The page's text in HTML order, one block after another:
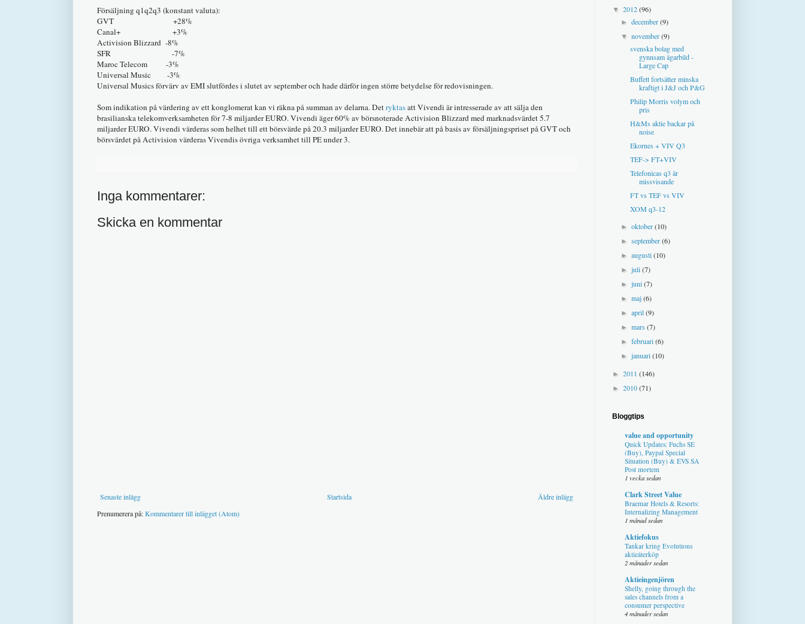
Försäljning q1q2q3 (konstant valuta):
GVT +28%
Canal+ +3%
Activision Blizzard -8%
SFR -7%
Maroc Telecom -3%
Universal Music -3%
Universal Musics förvärv av EMI slutfördes i slutet av september och hade därför ingen större betydelse för redovisningen.
Som indikation på värdering av ett konglomerat kan vi räkna på summan av delarna. Detryktasatt Vivendi är intresserade av att sälja den
brasilianska telekomverksamheten för 7-8 miljarder EURO. Vivendi äger 60% av börsnoterade Activision Blizzard med marknadsvärdet 5.7
miljarder EURO. Vivendi värderas som helhet till ett börsvärde på 20.3 miljarder EURO. Det innebär att på basis av försäljningspriset på GVT och
börsvärdet på Activision värderas Vivendis övriga verksamhet till PE under 3.
Inga kommentarer:
Skicka en kommentar
Senaste inlägg Äldre inlägg
Startsida
Prenumerera på:Kommentarer till inlägget (Atom)
▼ 2012(96)
►december(9)
▼november(9)
svenska bolag med
gynnsam ägarbild -
Large Cap
Buffett fortsätter minska
kraftigt i J&J och P&G
Philip Morris volym och
pris
H&Ms aktie backar på
noise
Ekornes + VIV Q3
TEF-> FT+VIV
Telefonicas q3 är
missvisande
FT vs TEF vs VIV
XOM q3-12
►oktober(10)
►september(6)
►augusti(10)
►juli(7)
►juni(7)
►maj(6)
►april(9)
►mars(7)
►februari(6)
►januari(10)
► 2011 (146)
► 2010(71)
Bloggtips
value and opportunity
Quick Updates: Fuchs SE
(Buy), Paypal Special
Situation (Buy) & EVS SA
Post mortem
1 vecka sedan
Clark Street Value
Braemar Hotels & Resorts:
Internalizing Management
1 månad sedan
Aktiefokus
Tankar kring Evolutions
aktieåterköp
2 månader sedan
Aktieingenjören
Shelly, going through the
sales channels from a
consumer perspective
4 månader sedan